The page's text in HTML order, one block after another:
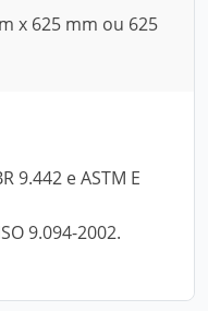
x 625 mm ou 625
9.442 e ASTM E
9.094-2002.